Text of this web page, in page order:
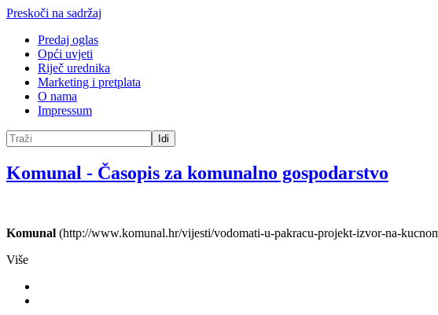
Preskoči na sadržaj
Predaj oglas
Opći uvjeti
Riječ urednika
Marketing i pretplata
O nama
Impressum
Idi
Komunal - Časopis za komunalno gospodarstvo
Komunal (http://www.komunal.hr/vijesti/vodomati-u-pakracu-projekt-izvor-na-
Više